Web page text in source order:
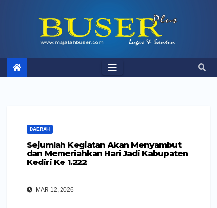
DAERAH
Sejumlah Kegiatan Akan Menyambut
dan Memeriahkan Hari Jadi Kabupaten
Kediri Ke 1.222
MAR 12, 2026